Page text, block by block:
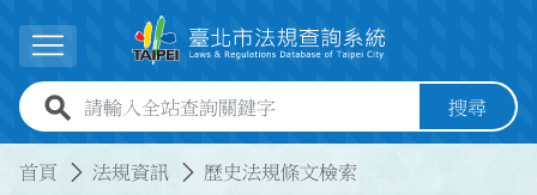
展開選單
全站查詢關鍵字欄位 搜尋
首頁 法規資訊 歷史法規條文檢索